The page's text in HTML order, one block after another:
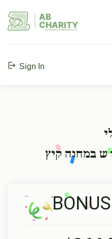
AB
CHARITY
powerd by ahblicklive.com
Sign In
במחנה קיץ